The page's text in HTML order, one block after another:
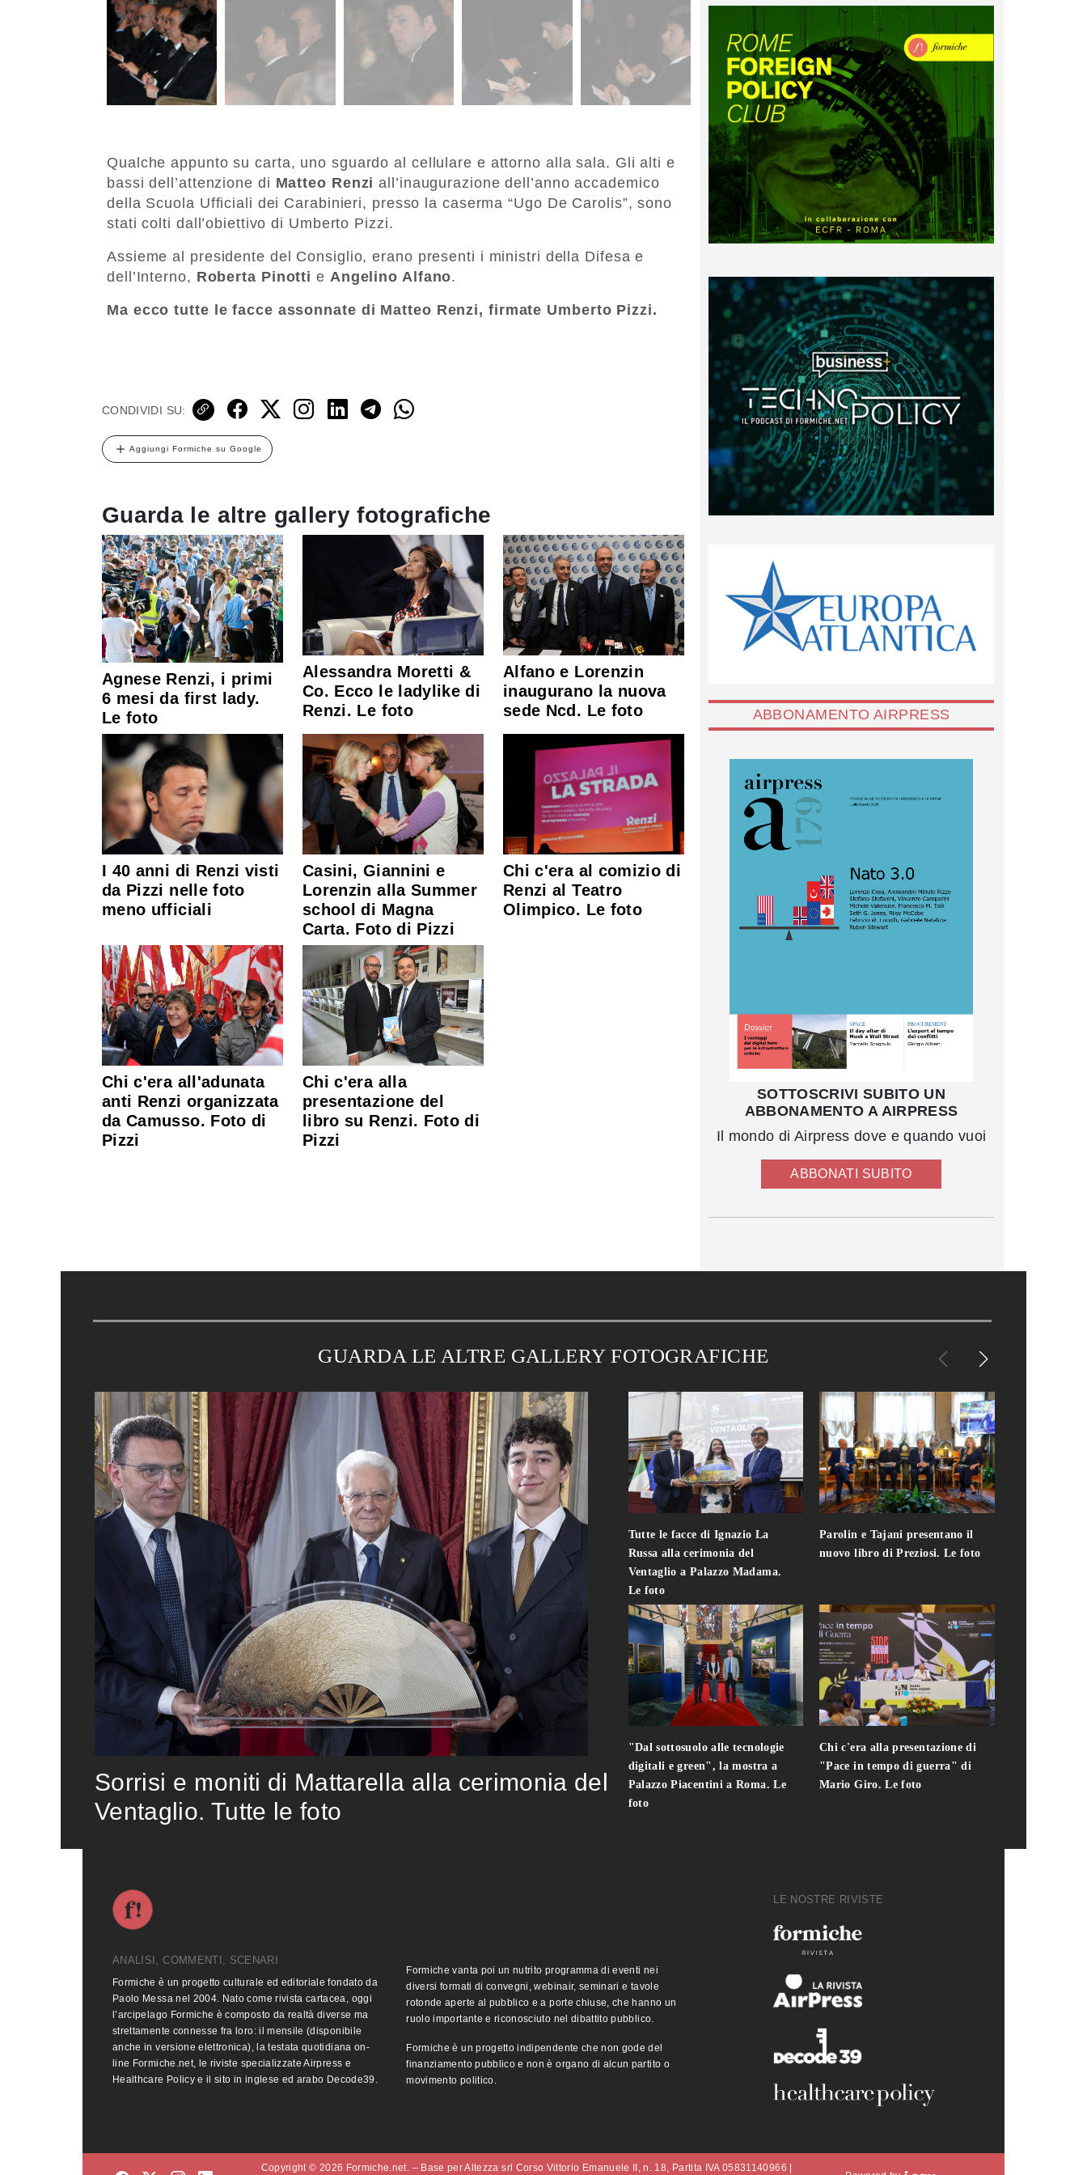
Qualche appunto su carta, uno sguardo al cellulare e attorno alla sala. Gli alti e
bassi dell’attenzione di Matteo Renzi all’inaugurazione dell’anno accademico
della Scuola Ufficiali dei Carabinieri, presso la caserma “Ugo De Carolis”, sono
stati colti dall’obiettivo di Umberto Pizzi.
Assieme al presidente del Consiglio, erano presenti i ministri della Difesa e
dell’Interno, Roberta Pinotti e Angelino Alfano.
Ma ecco tutte le facce assonnate di Matteo Renzi, firmate Umberto Pizzi.
CONDIVIDI SU:
Aggiungi Formiche su Google
Guarda le altre gallery fotografiche
Agnese Renzi, i primi
6 mesi da first lady.
Le foto
Alessandra Moretti &
Co. Ecco le ladylike di
Renzi. Le foto
Alfano e Lorenzin
inaugurano la nuova
sede Ncd. Le foto
I 40 anni di Renzi visti
da Pizzi nelle foto
meno ufficiali
Casini, Giannini e
Lorenzin alla Summer
school di Magna
Carta. Foto di Pizzi
Chi c'era al comizio di
Renzi al Teatro
Olimpico. Le foto
Chi c'era all'adunata
anti Renzi organizzata
da Camusso. Foto di
Pizzi
Chi c'era alla
presentazione del
libro su Renzi. Foto di
Pizzi
ABBONAMENTO AIRPRESS
SOTTOSCRIVI SUBITO UN
ABBONAMENTO A AIRPRESS
Il mondo di Airpress dove e quando vuoi
ABBONATI SUBITO
GUARDA LE ALTRE GALLERY FOTOGRAFICHE
Sorrisi e moniti di Mattarella alla cerimonia del
Ventaglio. Tutte le foto
Tutte le facce di Ignazio La
Russa alla cerimonia del
Ventaglio a Palazzo Madama.
Le foto
"Dal sottosuolo alle tecnologie
digitali e green", la mostra a
Palazzo Piacentini a Roma. Le
foto
Parolin e Tajani presentano il
nuovo libro di Preziosi. Le foto
Chi c'era alla presentazione di
"Pace in tempo di guerra" di
Mario Giro. Le foto
ANALISI, COMMENTI, SCENARI
Formiche è un progetto culturale ed editoriale fondato da
Paolo Messa nel 2004. Nato come rivista cartacea, oggi
l’arcipelago Formiche è composto da realtà diverse ma
strettamente connesse fra loro: il mensile (disponibile
anche in versione elettronica), la testata quotidiana on-
line Formiche.net, le riviste specializzate Airpress e
Healthcare Policy e il sito in inglese ed arabo Decode39.
Formiche vanta poi un nutrito programma di eventi nei
diversi formati di convegni, webinair, seminari e tavole
rotonde aperte al pubblico e a porte chiuse, che hanno un
ruolo importante e riconosciuto nel dibattito pubblico.
Formiche è un progetto indipendente che non gode del
finanziamento pubblico e non è organo di alcun partito o
movimento politico.
LE NOSTRE RIVISTE
Copyright © 2026 Formiche.net. – Base per Altezza srl Corso Vittorio Emanuele II, n. 18, Partita IVA 05831140966 |